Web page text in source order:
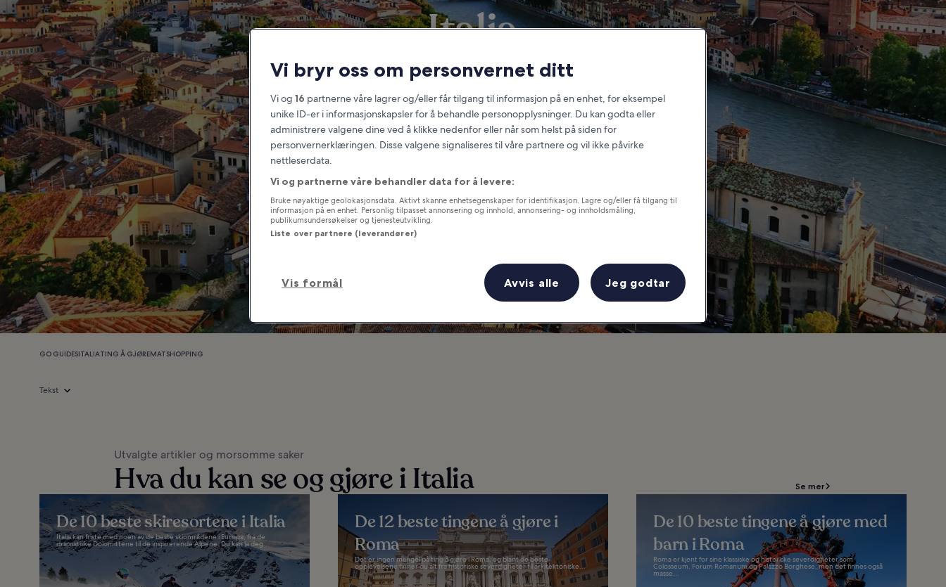
Italia
Kjekt å vite før du reiser
GO GUIDESITALIATING Å GJØREMATSHOPPING
Tekst
Utvalgte artikler og morsomme saker
Hva du kan se og gjøre i Italia Se mer
De 10 beste skiresortene i Italia
Italia kan friste med noen av de beste skiområdene i Europa, fra de
dramatiske Dolomittene til de inspirerende Alpene. Du kan la deg...
De 12 beste tingene å gjøre i
Roma
Det er ingen mangel på ting å gjøre i Roma, og blant de beste
opplevelsene finner du alt fra historiske severdigheter til arkitektoniske...
De 10 beste tingene å gjøre med
barn i Roma
Roma er kjent for sine klassiske og historiske severdigheter som
Colosseum, Forum Romanum og Palazzo Borghese, men det finnes også
masse...
Vi bryr oss om personvernet ditt
Vi og 16 partnerne våre lagrer og/eller får tilgang til informasjon på en enhet, for eksempel
unike ID-er i informasjonskapsler for å behandle personopplysninger. Du kan godta eller
administrere valgene dine ved å klikke nedenfor eller når som helst på siden for
personvernerklæringen. Disse valgene signaliseres til våre partnere og vil ikke påvirke
nettleserdata.
Vi og partnerne våre behandler data for å levere:
Bruke nøyaktige geolokasjonsdata. Aktivt skanne enhetsegenskaper for identifikasjon. Lagre og/eller få tilgang til
informasjon på en enhet. Personlig tilpasset annonsering og innhold, annonsering- og innholdsmåling,
publikumsundersøkelser og tjenesteutvikling.
Liste over partnere (leverandører)
Vis formål Avvis alle Jeg godtar